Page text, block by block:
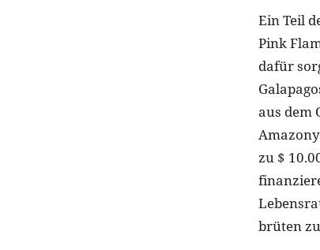
Ein Teil
Pink
dafür
aus dem
zu $
brüten